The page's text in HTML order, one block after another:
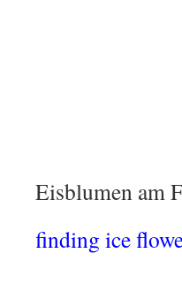
Eisblumen am
finding ice